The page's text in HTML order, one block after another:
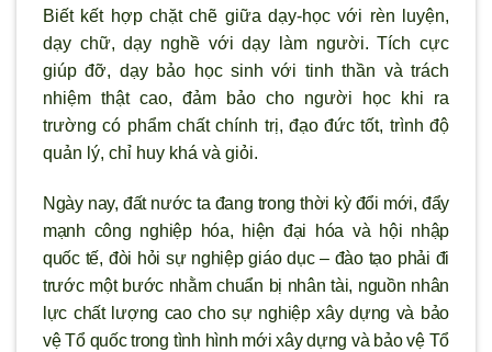
Biết kết hợp chặt chẽ giữa dạy-học với rèn luyện,
dạy chữ, dạy nghề với dạy làm người. Tích cực
giúp đỡ, dạy bảo học sinh với tinh thần và trách
nhiệm thật cao, đảm bảo cho người học khi ra
trường có phẩm chất chính trị, đạo đức tốt, trình độ
quản lý, chỉ huy khá và giỏi.
Ngày nay, đất nước ta đang trong thời kỳ đổi mới, đẩy
mạnh công nghiệp hóa, hiện đại hóa và hội nhập
quốc tế, đòi hỏi sự nghiệp giáo dục – đào tạo phải đi
trước một bước nhằm chuẩn bị nhân tài, nguồn nhân
lực chất lượng cao cho sự nghiệp xây dựng và bảo
vệ Tổ quốc trong tình hình mới xây dựng và bảo vệ Tổ